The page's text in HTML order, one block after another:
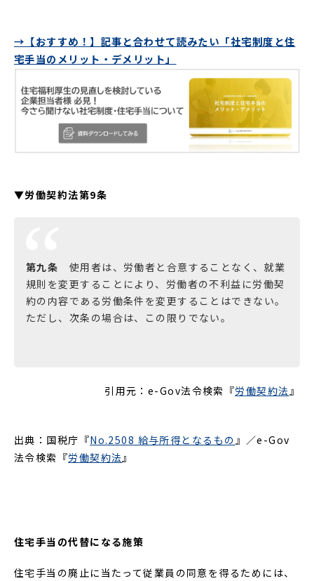
→【おすすめ！】記事と合わせて読みたい「社宅制度と住
宅手当のメリット・デメリット」
▼労働契約法第9条
第九条 使用者は、労働者と合意することなく、就業
規則を変更することにより、労働者の不利益に労働契
約の内容である労働条件を変更することはできない。
ただし、次条の場合は、この限りでない。
引用元：e-Gov法令検索『労働契約法 』
出典：国税庁『No.2508 給与所得となるもの 』／e-Gov
法令検索『労働契約法 』
住宅手当の代替になる施策
住宅手当の廃止に当たって従業員の同意を得るためには、